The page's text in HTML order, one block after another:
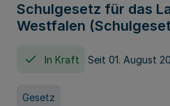
Schulgesetz für das
Westfalen
In Kraft Seit 01. August
Gesetz